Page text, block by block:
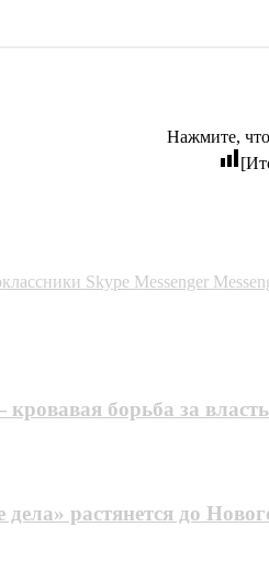
Нажмите,
Skype Messenger
борьба за
растянется до